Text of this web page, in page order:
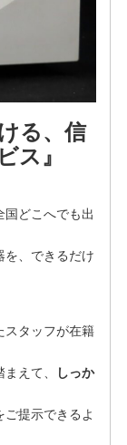
る、信
ス』
国どこへでも出
を、できるだけ
スタッフが在籍
えて、
しっか
ご提示できるよ